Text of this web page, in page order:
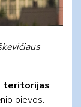
teritorijas
pievos.